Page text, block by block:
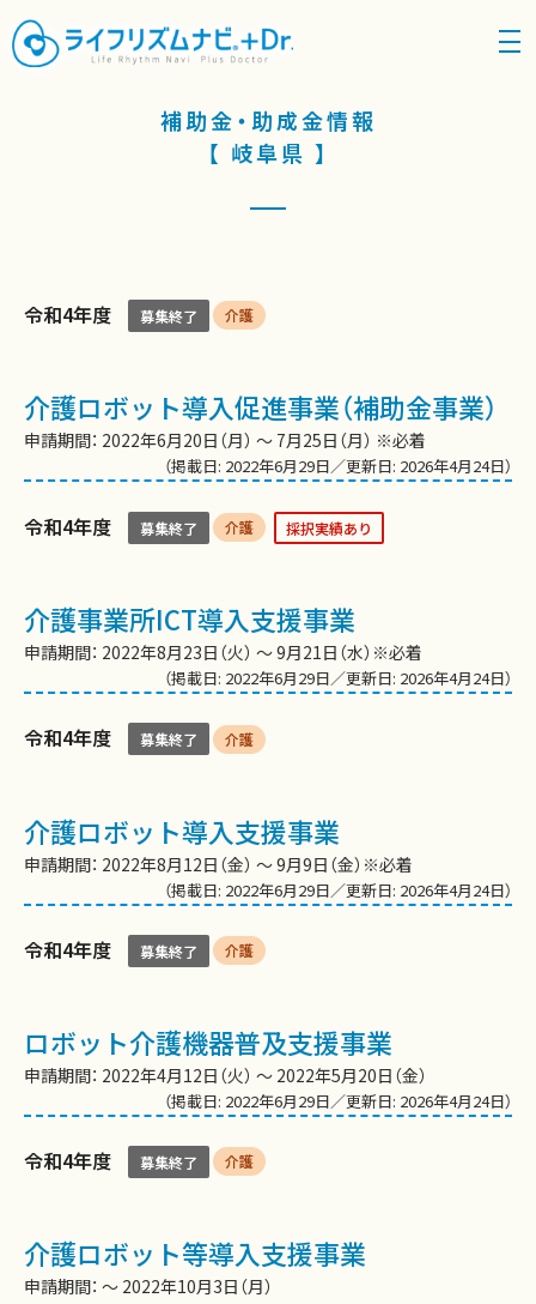
density_medium
補助金・助成金情報
【 岐阜県 】
令和4年度 募集終了 介護
介護ロボット導入促進事業（補助金事業）
申請期間： 2022年6月20日（月） 〜 7月25日（月） ※必着
（掲載日: 2022年6月29日／更新日: 2026年4月24日）
令和4年度 募集終了 介護 採択実績あり
介護事業所ICT導入支援事業
申請期間： 2022年8月23日（火） 〜 9月21日（水）※必着
（掲載日: 2022年6月29日／更新日: 2026年4月24日）
令和4年度 募集終了 介護
介護ロボット導入支援事業
申請期間： 2022年8月12日（金） 〜 9月9日（金）※必着
（掲載日: 2022年6月29日／更新日: 2026年4月24日）
令和4年度 募集終了 介護
ロボット介護機器普及支援事業
申請期間： 2022年4月12日（火） ～ 2022年5月20日（金）
（掲載日: 2022年6月29日／更新日: 2026年4月24日）
令和4年度 募集終了 介護
介護ロボット等導入支援事業
申請期間： 〜 2022年10月3日（月）